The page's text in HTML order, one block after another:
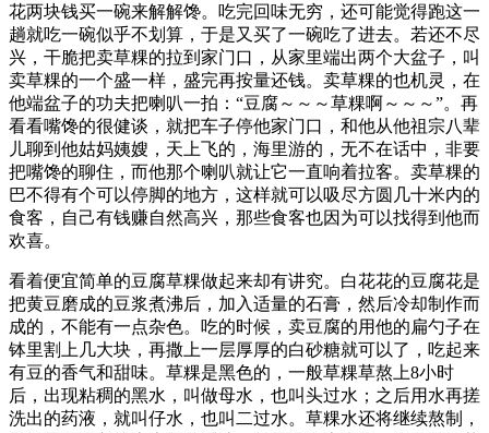
花两块钱买一碗来解解馋。吃完回味无穷，还可能觉得跑这一
趟就吃一碗似乎不划算，于是又买了一碗吃了进去。若还不尽
兴，干脆把卖草粿的拉到家门口，从家里端出两个大盆子，叫
卖草粿的一个盛一样，盛完再按量还钱。卖草粿的也机灵，在
他端盆子的功夫把喇叭一拍：“豆腐～～～草粿啊～～～”。再
看看嘴馋的很健谈，就把车子停他家门口，和他从他祖宗八辈
儿聊到他姑妈姨嫂，天上飞的，海里游的，无不在话中，非要
把嘴馋的聊住，而他那个喇叭就让它一直响着拉客。卖草粿的
巴不得有个可以停脚的地方，这样就可以吸尽方圆几十米内的
食客，自己有钱赚自然高兴，那些食客也因为可以找得到他而
欢喜。
看着便宜简单的豆腐草粿做起来却有讲究。白花花的豆腐花是
把黄豆磨成的豆浆煮沸后，加入适量的石膏，然后冷却制作而
成的，不能有一点杂色。吃的时候，卖豆腐的用他的扁勺子在
钵里割上几大块，再撒上一层厚厚的白砂糖就可以了，吃起来
有豆的香气和甜味。草粿是黑色的，一般草粿草熬上8小时
后，出现粘稠的黑水，叫做母水，也叫头过水；之后用水再搓
洗出的药液，就叫仔水，也叫二过水。草粿水还将继续熬制，